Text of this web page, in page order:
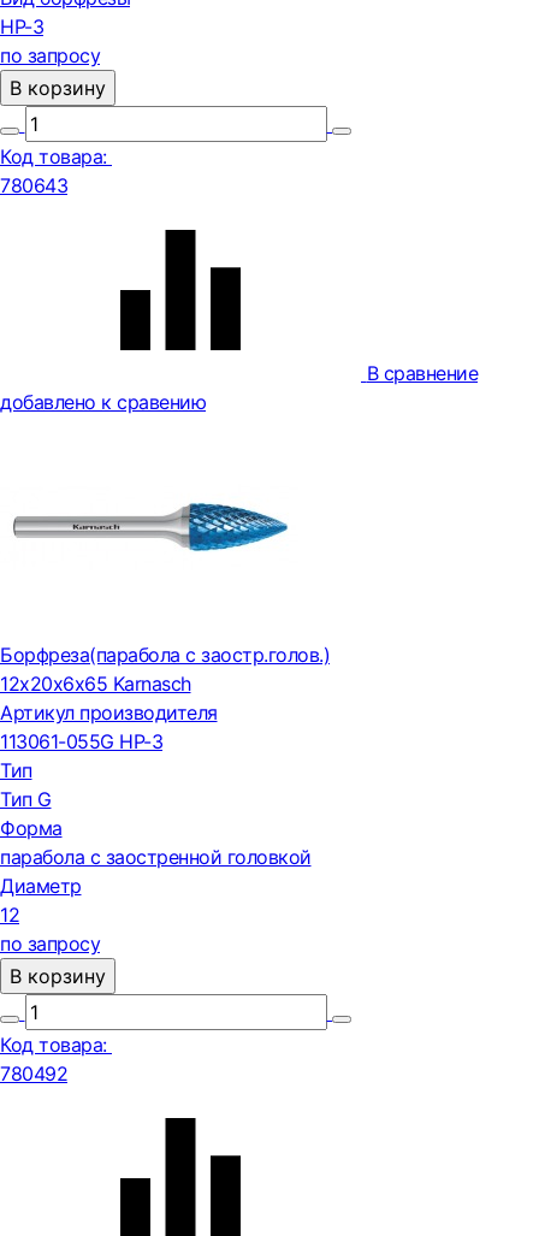
HP-3
по запросу
В корзину
Код товара:
780643
В сравнение
добавлено к сравению
Борфреза(парабола с заостр.голов.)
12х20х6х65 Karnasch
Артикул производителя
113061-055G HP-3
Тип
Тип G
Форма
парабола с заостренной головкой
Диаметр
12
по запросу
В корзину
Код товара:
780492